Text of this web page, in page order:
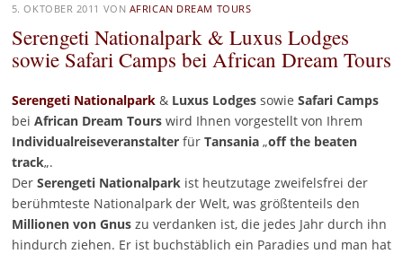
Zum
Inhalt
springen
5. OKTOBER 2011 VON AFRICAN DREAM TOURS
Serengeti Nationalpark & Luxus Lodges
sowie Safari Camps bei African Dream Tours
Serengeti Nationalpark& Luxus Lodgessowie Safari Camps
bei African Dream Tourswird Ihnen vorgestellt von Ihrem
Individualreiseveranstalterfür Tansania„off the beaten
track„.
Der Serengeti Nationalparkist heutzutage zweifelsfrei der
berühmteste Nationalpark der Welt, was größtenteils den
Millionen von Gnuszu verdanken ist, die jedes Jahr durch ihn
hindurch ziehen. Er ist buchstäblich ein Paradies und man hat